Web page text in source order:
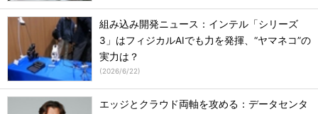
組み込み開発ニュース：インテル「シリーズ
3」はフィジカルAIでも力を発揮、“ヤマネコ”の
実力は？
(2026/6/22)
エッジとクラウド両軸を攻める：データセンタ